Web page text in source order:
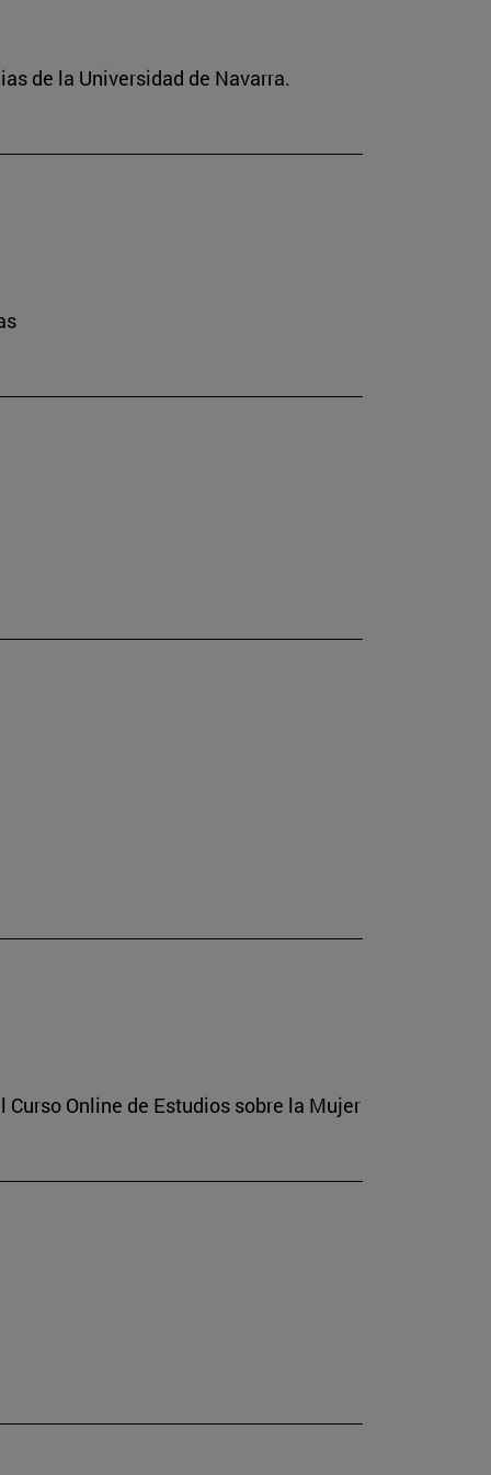
de la Universidad de Navarra.
Online de Estudios sobre la Mujer